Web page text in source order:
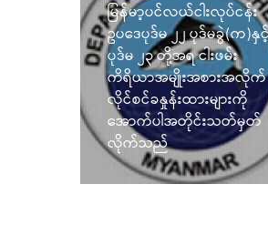
မြန်မာ့ပင်လယ်ငါးလုပ်ငန်း
ဥပဒေပုဒ်မ ၂၂ ပုဒ်မခွဲ(က)နှ
ပုဒ်မ ၂၃ တို့အရ ငါးဖမ်း
ကိရိယာအမျိုးအစားအလိုက်
လိုင်စင်ခနှုန်းထားများကို
အောက်ပါအတိုင်းသတ်မှတ်
လိုက်သည်